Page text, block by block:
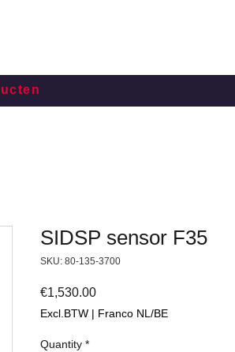
SIDSP sensor F35
SKU: 80-135-3700
€1,530.00Price
Excl.BTW | Franco NL/BE
Quantity *